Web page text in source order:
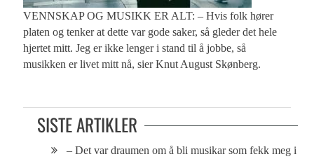
VENNSKAP OG MUSIKK ER ALT: – Hvis folk hører
platen og tenker at dette var gode saker, så gleder det hele
hjertet mitt. Jeg er ikke lenger i stand til å jobbe, så
musikken er livet mitt nå, sier Knut August Skønberg.
SISTE ARTIKLER
– Det var draumen om å bli musikar som fekk meg i